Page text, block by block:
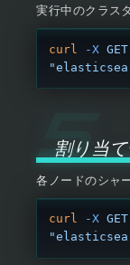
実行中のクラス
curl -X GET
割り当
各ノードのシャ
curl -X GET